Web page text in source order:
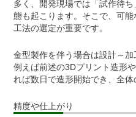
多く、開発現場では「試作待
態も起こります。そこで、可
工法の選定が重要です。
金型製作を伴う場合は設計～加
例えば前述の3Dプリント造形
れば数日で造形開始でき、全体
精度や仕上がり